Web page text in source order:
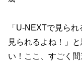
「U-NEXTで見ら
見られるよね！」
い！ここ、すごく